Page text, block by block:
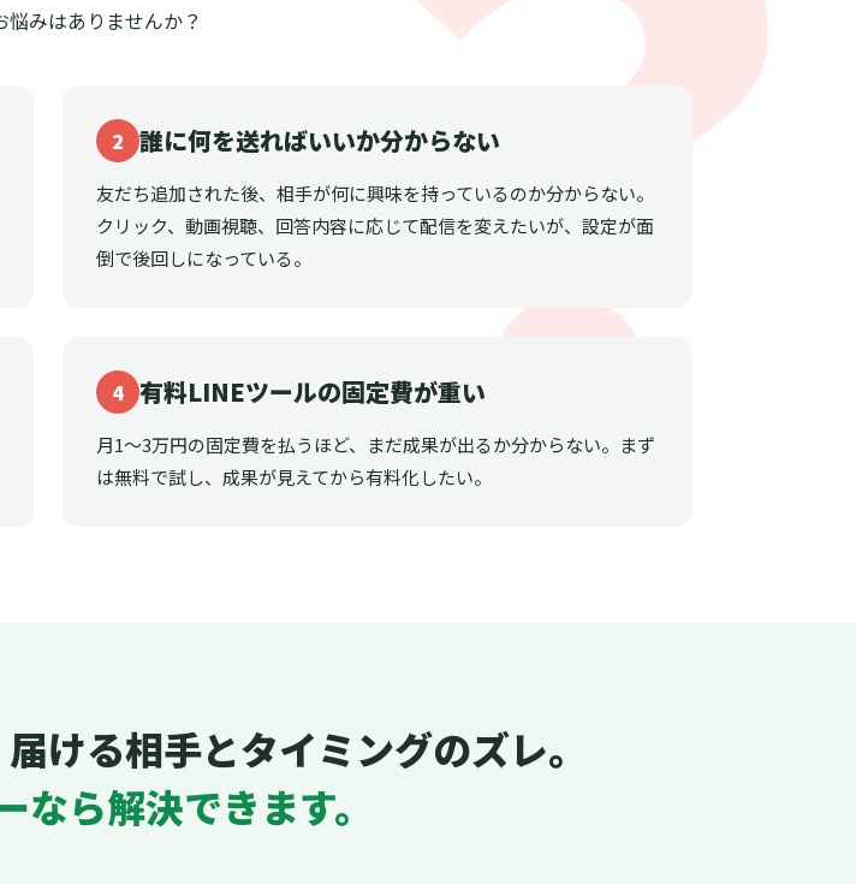
悩みはありませんか？
2 誰に何を送ればいいか分からない
友だち追加された後、相手が何に興味を持っているのか分からない。
クリック、動画視聴、回答内容に応じて配信を変えたいが、設定が面
倒で後回しになっている。
4 有料LINEツールの固定費が重い
月1〜3万円の固定費を払うほど、まだ成果が出るか分からない。まず
は無料で試し、成果が見えてから有料化したい。
ける相手とタイミングのズレ。
なら解決できます。